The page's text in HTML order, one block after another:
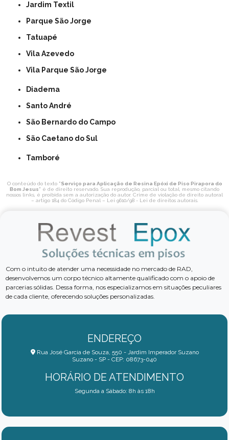
Jardim Textil
Parque São Jorge
Tatuapé
Vila Azevedo
Vila Parque São Jorge
Diadema
Santo André
São Bernardo do Campo
São Caetano do Sul
Tamboré
O conteúdo do texto "Serviço para Aplicação de Resina Epóxi de Piso Pirapora do
Bom Jesus" é de direito reservado. Sua reprodução, parcial ou total, mesmo citando
nossos links, é proibida sem a autorização do autor. Crime de violação de direito autoral
– artigo 184 do Código Penal – Lei 9610/98 - Lei de direitos autorais.
Com o intuito de atender uma necessidade no mercado de RAD,
desenvolvemos um corpo técnico altamente qualificado com o apoio de
parcerias sólidas. Dessa forma, nos especializamos em situações peculiares
de cada cliente, oferecendo soluções personalizadas.
ENDEREÇO
Rua José Garcia de Souza, 550 - Jardim Imperador Suzano
Suzano - SP - CEP: 08673-040
HORÁRIO DE ATENDIMENTO
Segunda a Sábado: 8h às 18h